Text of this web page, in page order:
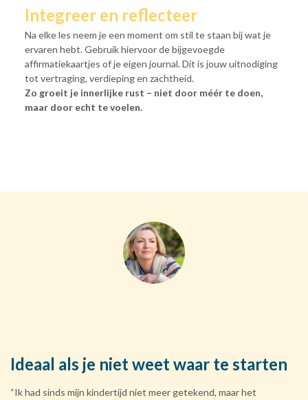
Integreer en reflecteer
Na elke les neem je een moment om stil te staan bij wat je
ervaren hebt. Gebruik hiervoor de bijgevoegde
affirmatiekaartjes of je eigen journal. Dit is jouw uitnodiging
tot vertraging, verdieping en zachtheid.
Zo groeit je innerlijke rust – niet door méér te doen,
maar door echt te voelen.
Ideaal als je niet weet waar te starten
“Ik had sinds mijn kindertijd niet meer getekend, maar het